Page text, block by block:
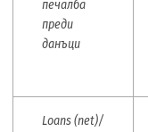
печалба
преди
данъци
Loans (net)/